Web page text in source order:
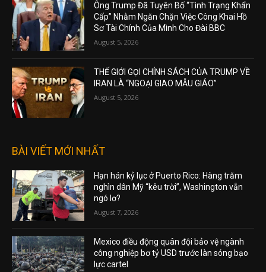
Ông Trump Đã Tuyên Bố “Tình Trạng Khẩn
Cấp” Nhằm Ngăn Chặn Việc Công Khai Hồ
Sơ Tài Chính Của Mình Cho Đài BBC
August 5, 2026
THẾ GIỚI GỌI CHÍNH SÁCH CỦA TRUMP VỀ
IRAN LÀ “NGOẠI GIAO MẪU GIÁO”
August 5, 2026
BÀI VIẾT MỚI NHẤT
Hạn hán kỷ lục ở Puerto Rico: Hàng trăm
nghìn dân Mỹ “kêu trời”, Washington vẫn
ngó lơ?
August 7, 2026
Mexico điều động quân đội bảo vệ ngành
công nghiệp bơ tỷ USD trước làn sóng bạo
lực cartel